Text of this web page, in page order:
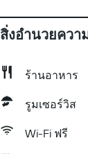
สิ่งอำนวยควา
ร้านอาหาร
รูมเซอร์วิส
Wi-Fi ฟรี